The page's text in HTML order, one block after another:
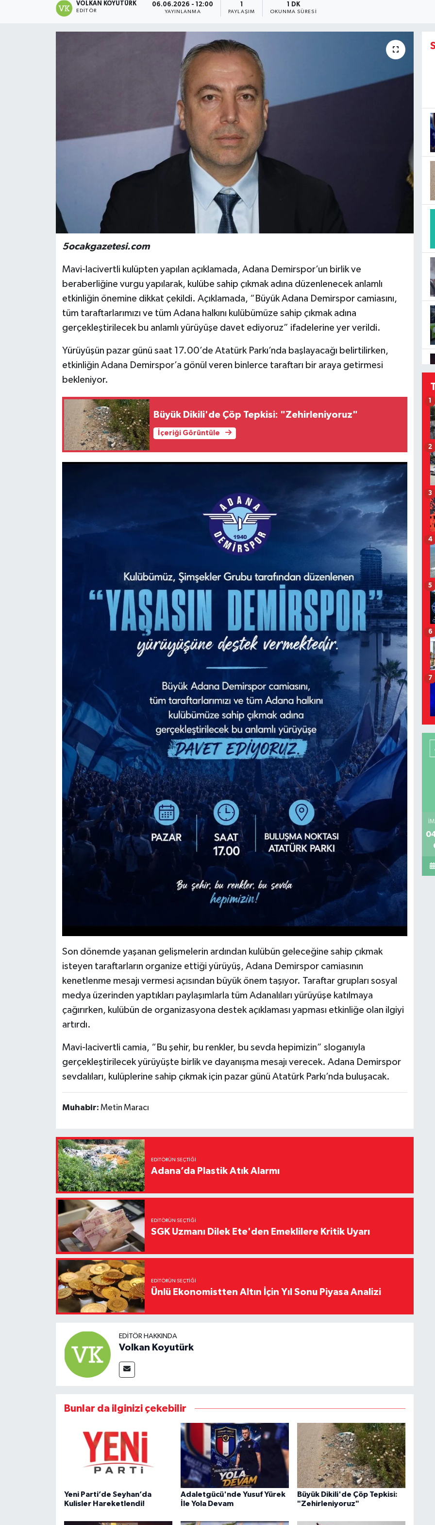
VOLKAN KOYUTÜRK
EDITÖR
06.06.2026 - 12:00
YAYINLANMA PAYLAŞIM
1 DK
OKUNMA SÜRESI
5ocakgazetesi.com
Mavi-lacivertli kulüpten yapılan açıklamada, Adana Demirspor’un birlik ve
beraberliğine vurgu yapılarak, kulübe sahip çıkmak adına düzenlenecek anlamlı
etkinliğin önemine dikkat çekildi. Açıklamada, “Büyük Adana Demirspor camiasını,
tüm taraftarlarımızı ve tüm Adana halkını kulübümüze sahip çıkmak adına
gerçekleştirilecek bu anlamlı yürüyüşe davet ediyoruz” ifadelerine yer verildi.
Yürüyüşün pazar günü saat 17.00’de Atatürk Parkı’nda başlayacağı belirtilirken,
etkinliğin Adana Demirspor’a gönül veren binlerce taraftarı bir araya getirmesi
bekleniyor.
Büyük Dikili'de Çöp Tepkisi: "Zehirleniyoruz"
İçeriği Görüntüle
Son dönemde yaşanan gelişmelerin ardından kulübün geleceğine sahip çıkmak
isteyen taraftarların organize ettiği yürüyüş, Adana Demirspor camiasının
kenetlenme mesajı vermesi açısından büyük önem taşıyor. Taraftar grupları sosyal
medya üzerinden yaptıkları paylaşımlarla tüm Adanalıları yürüyüşe katılmaya
çağırırken, kulübün de organizasyona destek açıklaması yapması etkinliğe olan ilgiyi
artırdı.
Mavi-lacivertli camia, “Bu şehir, bu renkler, bu sevda hepimizin” sloganıyla
gerçekleştirilecek yürüyüşte birlik ve dayanışma mesajı verecek. Adana Demirspor
sevdalıları, kulüplerine sahip çıkmak için pazar günü Atatürk Parkı’nda buluşacak.
Muhabir: Metin Maracı
EDITÖRÜN SEÇTIĞI
Adana’da Plastik Atık Alarmı
EDITÖRÜN SEÇTIĞI
SGK Uzmanı Dilek Ete'den Emeklilere Kritik Uyarı
EDITÖRÜN SEÇTIĞI
Ünlü Ekonomistten Altın İçin Yıl Sonu Piyasa Analizi
EDITÖR HAKKINDA
Volkan Koyutürk
Bunlar da ilginizi çekebilir
Yeni Parti’de Seyhan’da
Kulisler Hareketlendi!
Adaletgücü'nde Yusuf Yürek
İle Yola Devam
Büyük Dikili'de Çöp Tepkisi:
"Zehirleniyoruz"
1
2
3
4
5
6
7
Magazin